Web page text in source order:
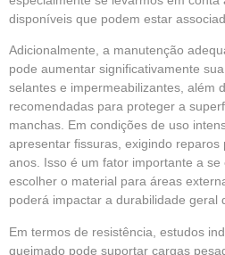
disponíveis que podem estar
Adicionalmente, a manutenção
pode aumentar significativamente
selantes e impermeabilizantes, além
recomendadas para proteger a
manchas. Em condições de uso
apresentar fissuras, exigindo reparos
anos. Isso é um fator importante a
escolher o material para áreas
poderá impactar a durabilidade geral
Em termos de resistência, estudos
queimado pode suportar cargas